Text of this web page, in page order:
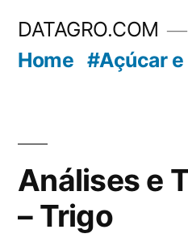
DATAGRO.COM
Home #Açúcar e
Análises e
– Trigo